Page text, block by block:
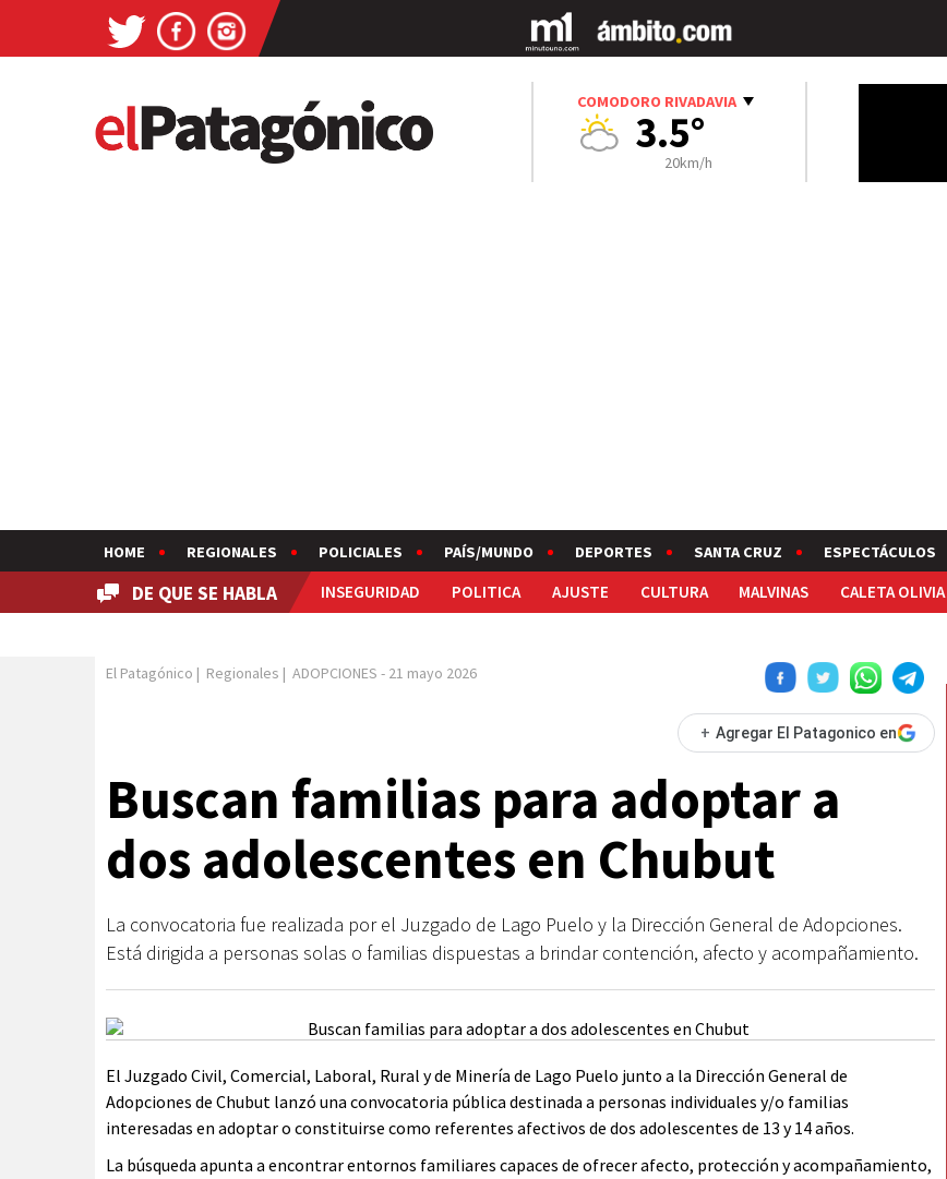
COMODORO RIVADAVIA
3.5°
20km/h
HOME REGIONALES POLICIALES PAÍS/MUNDO DEPORTES SANTA CRUZ ESPECTÁCULOS
DE QUE SE HABLA INSEGURIDAD POLITICA AJUSTE CULTURA MALVINAS CALETA OLIVIA
El Patagónico | Regionales | ADOPCIONES - 21 mayo 2026
+ Agregar El Patagonico en
Buscan familias para adoptar a
dos adolescentes en Chubut
La convocatoria fue realizada por el Juzgado de Lago Puelo y la Dirección General de Adopciones.
Está dirigida a personas solas o familias dispuestas a brindar contención, afecto y acompañamiento.
El Juzgado Civil, Comercial, Laboral, Rural y de Minería de Lago Puelo junto a la Dirección General de
Adopciones de Chubut lanzó una convocatoria pública destinada a personas individuales y/o familias
interesadas en adoptar o constituirse como referentes afectivos de dos adolescentes de 13 y 14 años.
La búsqueda apunta a encontrar entornos familiares capaces de ofrecer afecto, protección y acompañamiento,